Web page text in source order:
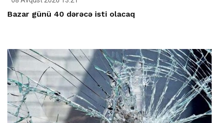
Bazar günü 40 dərəcə isti olacaq